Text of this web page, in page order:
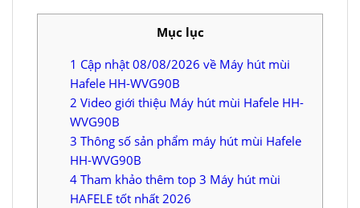
Mục lục
1 Cập nhật 08/08/2026 về Máy hút mùi
Hafele HH-WVG90B
2 Video giới thiệu Máy hút mùi Hafele HH-
WVG90B
3 Thông số sản phẩm máy hút mùi Hafele
HH-WVG90B
4 Tham khảo thêm top 3 Máy hút mùi
HAFELE tốt nhất 2026